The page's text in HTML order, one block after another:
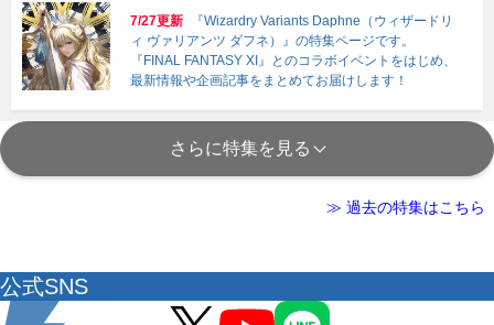
7/27更新
『Wizardry Variants Daphne（ウィザードリ
ィ ヴァリアンツ ダフネ）』の特集ページです。
『FINAL FANTASY XI』とのコラボイベントをはじめ、
最新情報や企画記事をまとめてお届けします！
さらに特集を見る
≫ 過去の特集はこちら
公式SNS